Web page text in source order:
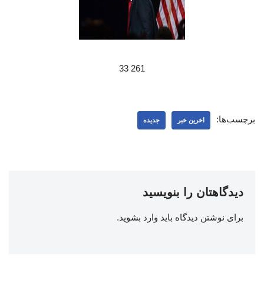
261 33
برچسب‌ها: اخرین خبر جدیده
دیدگاهتان را بنویسید
برای نوشتن دیدگاه باید وارد بشوید.